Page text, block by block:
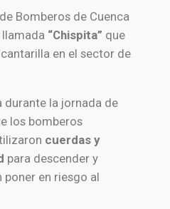
Bomberos de Cuenca
“Chispita” que
en el sector de
durante la jornada de
los bomberos
cuerdas y
para descender y
poner en riesgo al